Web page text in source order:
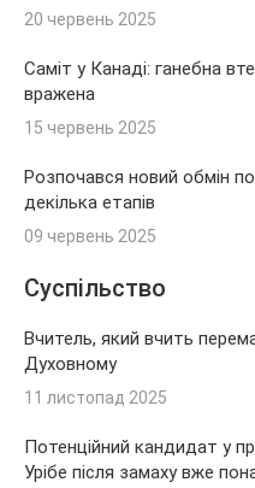
20 червень 2025
Саміт у Канаді: ганебна
вражена
15 червень 2025
Розпочався новий обмін
декілька етапів
09 червень 2025
Суспільство
Вчитель, який вчить
Духовному
11 листопад 2025
Потенційний кандидат у
Урібе після замаху вже